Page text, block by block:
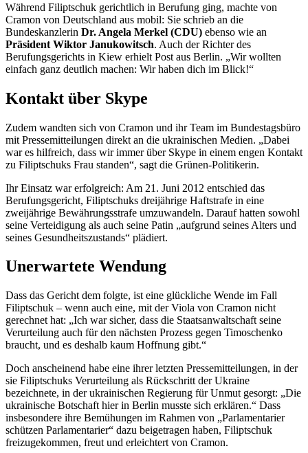
Während Filiptschuk gerichtlich in Berufung ging, machte von
Cramon von Deutschland aus mobil: Sie schrieb an die
Bundeskanzlerin Dr. Angela Merkel (CDU) ebenso wie an
Präsident Wiktor Janukowitsch. Auch der Richter des
Berufungsgerichts in Kiew erhielt Post aus Berlin. „Wir wollten
einfach ganz deutlich machen: Wir haben dich im Blick!“
Kontakt über Skype
Zudem wandten sich von Cramon und ihr Team im Bundestagsbüro
mit Pressemitteilungen direkt an die ukrainischen Medien. „Dabei
war es hilfreich, dass wir immer über Skype in einem engen Kontakt
zu Filiptschuks Frau standen“, sagt die Grünen-Politikerin.
Ihr Einsatz war erfolgreich: Am 21. Juni 2012 entschied das
Berufungsgericht, Filiptschuks dreijährige Haftstrafe in eine
zweijährige Bewährungsstrafe umzuwandeln. Darauf hatten sowohl
seine Verteidigung als auch seine Patin „aufgrund seines Alters und
seines Gesundheitszustands“ plädiert.
Unerwartete Wendung
Dass das Gericht dem folgte, ist eine glückliche Wende im Fall
Filiptschuk – wenn auch eine, mit der Viola von Cramon nicht
gerechnet hat: „Ich war sicher, dass die Staatsanwaltschaft seine
Verurteilung auch für den nächsten Prozess gegen Timoschenko
braucht, und es deshalb kaum Hoffnung gibt.“
Doch anscheinend habe eine ihrer letzten Pressemitteilungen, in der
sie Filiptschuks Verurteilung als Rückschritt der Ukraine
bezeichnete, in der ukrainischen Regierung für Unmut gesorgt: „Die
ukrainische Botschaft hier in Berlin musste sich erklären.“ Dass
insbesondere ihre Bemühungen im Rahmen von „Parlamentarier
schützen Parlamentarier“ dazu beigetragen haben, Filiptschuk
freizugekommen, freut und erleichtert von Cramon.